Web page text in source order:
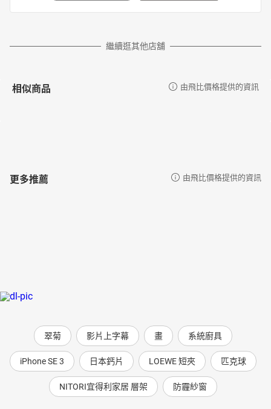
繼續逛其他店舖
相似商品 由飛比價格提供的資訊
更多推薦 由飛比價格提供的資訊
翠菊 影片上字幕 畫 系統廚具
iPhone SE 3 日本鈣片 LOEWE 短夾 匹克球
NITORI宜得利家居 層架 防霾紗窗